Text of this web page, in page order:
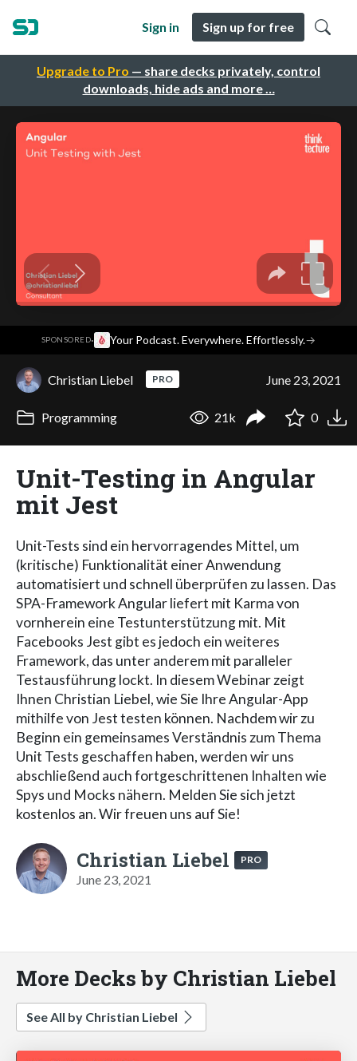
Upgrade to Pro — share decks privately, control
downloads, hide ads and more …
Sign in Sign up for free
SPONSORED· Your Podcast. Everywhere. Effortlessly.→
Christian Liebel PRO June 23, 2021
Programming 21k 0
Unit-Testing in Angular
mit Jest
Unit-Tests sind ein hervorragendes Mittel, um
(kritische) Funktionalität einer Anwendung
automatisiert und schnell überprüfen zu lassen. Das
SPA-Framework Angular liefert mit Karma von
vornherein eine Testunterstützung mit. Mit
Facebooks Jest gibt es jedoch ein weiteres
Framework, das unter anderem mit paralleler
Testausführung lockt. In diesem Webinar zeigt
Ihnen Christian Liebel, wie Sie Ihre Angular-App
mithilfe von Jest testen können. Nachdem wir zu
Beginn ein gemeinsames Verständnis zum Thema
Unit Tests geschaffen haben, werden wir uns
abschließend auch fortgeschrittenen Inhalten wie
Spys und Mocks nähern. Melden Sie sich jetzt
kostenlos an. Wir freuen uns auf Sie!
Christian Liebel PRO
June 23, 2021
More Decks by Christian Liebel
See All by Christian Liebel